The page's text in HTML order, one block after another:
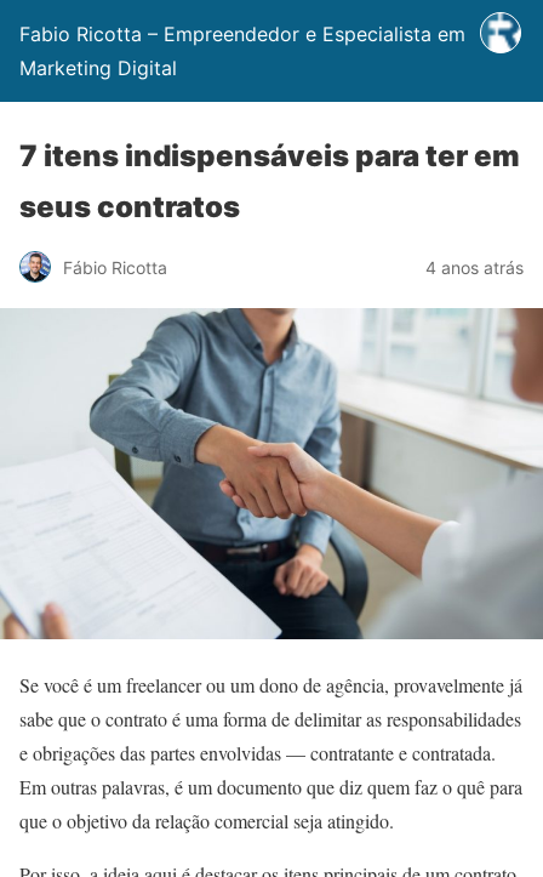
Fabio Ricotta – Empreendedor e Especialista em
Marketing Digital
7 itens indispensáveis para ter em
seus contratos
Fábio Ricotta 4 anos atrás
Se você é um freelancer ou um dono de agência, provavelmente já
sabe que o contrato é uma forma de delimitar as responsabilidades
e obrigações das partes envolvidas — contratante e contratada.
Em outras palavras, é um documento que diz quem faz o quê para
que o objetivo da relação comercial seja atingido.